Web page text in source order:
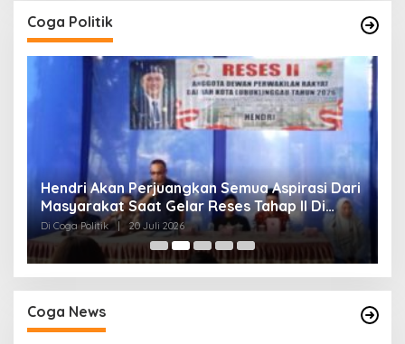
Coga Politik
Hendri Akan Perjuangkan Semua Aspirasi Dari
Masyarakat Saat Gelar Reses Tahap II Di
Kelurahan Tanjung Indah
Di Coga Politik | 20 Juli 2026
Coga News